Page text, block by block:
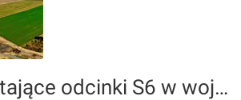
Dwa powstające odcinki S6 w woj. pomorskim będą miały nawierzchnię betonową